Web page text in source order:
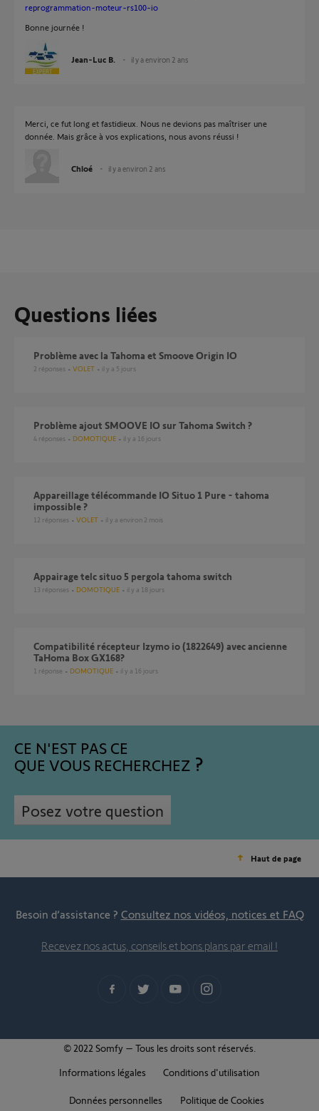
reprogrammation-moteur-rs100-io
Bonne journée !
Jean-Luc B. il y a environ 2 ans
Merci, ce fut long et fastidieux. Nous ne devions pas maîtriser une
donnée. Mais grâce à vos explications, nous avons réussi !
Chloé il y a environ 2 ans
Questions liées
Problème avec la Tahoma et Smoove Origin IO
2 réponses VOLET il y a 5 jours
Problème ajout SMOOVE IO sur Tahoma Switch ?
4 réponses DOMOTIQUE il y a 16 jours
appareillage télécommande IO Situo 1 Pure - tahoma
impossible ?
12 réponses VOLET il y a environ 2 mois
Appairage telc situo 5 pergola tahoma switch
13 réponses DOMOTIQUE il y a 18 jours
Compatibilité récepteur Izymo io (1822649) avec ancienne
TaHoma Box GX168?
1 réponse DOMOTIQUE il y a 16 jours
CE N'EST PAS CE
QUE VOUS RECHERCHEZ
Posez votre question
Haut de page
Besoin d’assistance ? Consultez nos vidéos, notices et FAQ
Recevez nos actus, conseils et bons plans par email !
© 2022 Somfy – Tous les droits sont réservés.
Informations légales
Conditions d'utilisation
Données personnelles Politique de Cookies